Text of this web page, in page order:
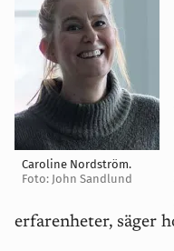
Caroline Nordström.
Foto: John Sandlund
erfarenheter, säger